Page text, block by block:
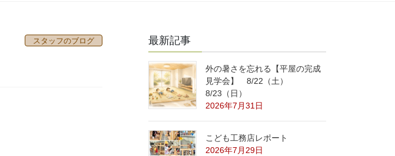
スタッフのブログ 最新記事
外の暑さを忘れる【平屋の完成
見学会】 8/22（土）
8/23（日）
2026年7月31日
こども工務店レポート
2026年7月29日